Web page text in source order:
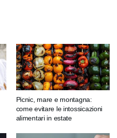
Picnic, mare e montagna:
come evitare le intossicazioni
alimentari in estate